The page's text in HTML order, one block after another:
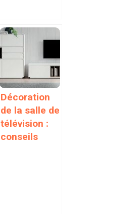
Décoration
de la salle de
télévision :
conseils